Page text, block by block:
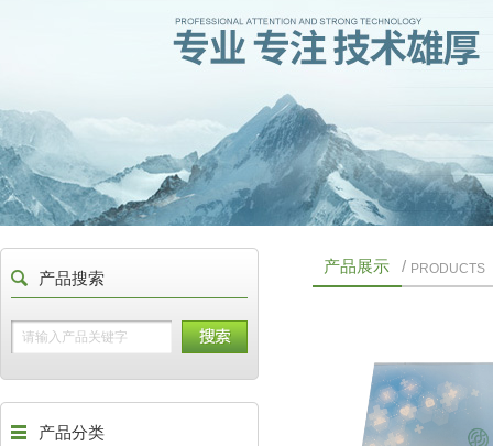
产品搜索
产品分类
产品展示 / PRODUCTS